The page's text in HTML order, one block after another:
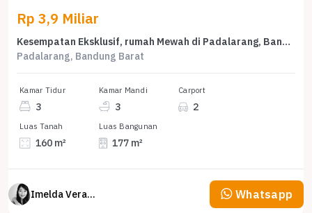
Rp 3,9 Miliar
Kesempatan Eksklusif, rumah Mewah di Padalarang, Bandung Barat, LB 177m²
Padalarang, Bandung Barat
Kamar Tidur
3
Kamar Mandi
3
Carport
2
Luas Tanah
160 m²
Luas Bangunan
177 m²
Imelda Veranika Whatsapp